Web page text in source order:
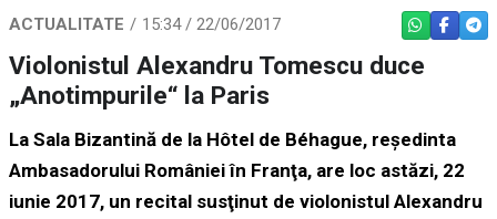
ACTUALITATE 15:34 / 22/06/2017 WHATSAPP
Violonistul Alexandru Tomescu duce
„Anotimpurile“ la Paris
La Sala Bizantină de la Hôtel de Béhague, reşedinta
Ambasadorului României în Franţa, are loc astăzi, 22
iunie 2017, un recital susţinut de violonistul Alexandru